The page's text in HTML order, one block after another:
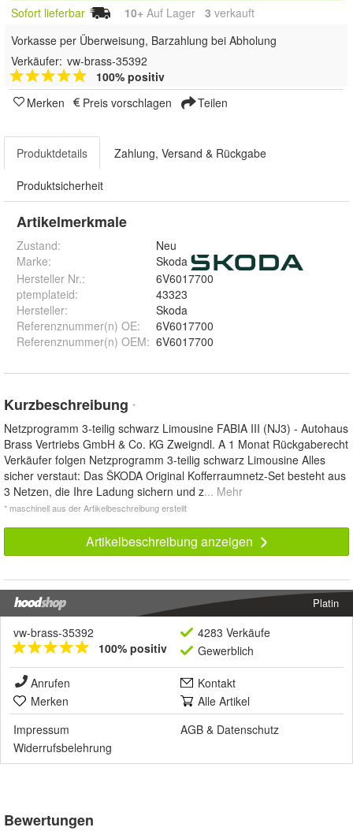
Sofort lieferbar 10+ Auf Lager 3 verkauft
Vorkasse per Überweisung, Barzahlung bei Abholung
Verkäufer: vw-brass-35392
100% positiv
Merken
Preis vorschlagen Teilen
Produktdetails Zahlung, Versand & Rückgabe
Produktsicherheit
Artikelmerkmale
Zustand:
Neu
Marke:
Skoda
Hersteller Nr.:
6V6017700
ptemplateid:
43323
Hersteller:
Skoda
Referenznummer(n) OE:
6V6017700
Referenznummer(n) OEM: 6V6017700
Kurzbeschreibung *
Netzprogramm 3-teilig schwarz Limousine FABIA III (NJ3) - Autohaus
Brass Vertriebs GmbH & Co. KG Zweigndl. A 1 Monat Rückgaberecht
Verkäufer folgen Netzprogramm 3-teilig schwarz Limousine Alles
sicher verstaut: Das ŠKODA Original Kofferraumnetz-Set besteht aus
3 Netzen, die Ihre Ladung sichern und z... Mehr
* maschinell aus der Artikelbeschreibung erstellt
Artikelbeschreibung anzeigen
Platin
vw-brass-35392
100% positiv
4283 Verkäufe
Gewerblich
Anrufen
Kontakt
Merken
Alle Artikel
Impressum
AGB & Datenschutz
Widerrufsbelehrung
Bewertungen